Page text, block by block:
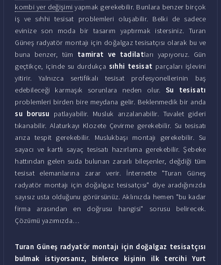
kombi yer değişimi yapmak gerekebilir. Bunlara benzer birçok
iş ve sıhhi tesisat problemleri oluşabilir. Belki de sadece
evinize son moda bir tasarım yaptırmak istersiniz. Turan
Güneş radyatör montajı için doğalgaz tesisatçısı olarak bu ve
buna benzer, tüm tamirat ve tadilatları yapıyoruz. Gün
geçtikçe, içinde su durdukça sıhhi tesisat parçaları işlevini
yitirir. Yalnızca sertifikalı tesisat profesyonellerinin baş
edebileceği karmaşık sorunlara neden olur. Su tesisatı
problemleri birden bire meydana gelir. Beklenmedik bir anda
su borusu patlayabilir. Musluk arızalanabilir. Tuvalet gideri
tıkanabilir. Alaturkayı Klozete Çevirme gerekebilir. Su tesisatı
arıza tespit gerekebilir. Muslukbaşı montajı gerekebilir. Su
sayacı ve kartlı sayaç tesisatı hazırlama gerekebilir. Şebeke
hattından gelen suda bulunan zararlı bileşenler, değdiği tüm
tesisat elemanlarına zarar verir. İnternette "Turan Güneş
radyatör montajı için doğalgaz tesisatçısı" diye aradığınızda
sayısız usta olduğunu görürsünüz. Aklınızda hemen "bu kadar
firma arasından en doğrusu hangisi" sorusu belirecek.
Çözümü yazımızda…
Turan Güneş radyatör montajı için doğalgaz tesisatçısı
bulmak istiyorsanız, binlerce kişinin ilk tercihi Yurt